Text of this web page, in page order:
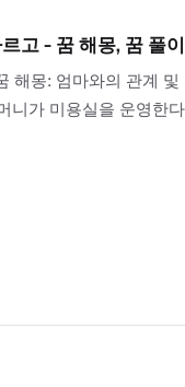
고 - 꿈 해몽, 꿈 풀
해몽: 엄마와의 관계
니가 미용실을 운영한
을...